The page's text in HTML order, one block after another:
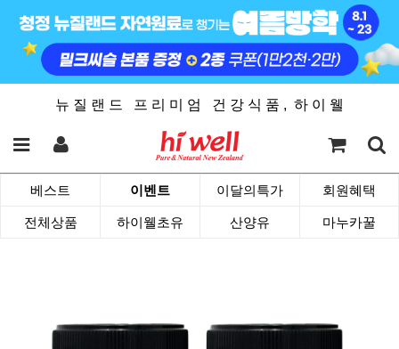
뉴 질 랜 드 프 리 미 엄 건 강 식 품 , 하 이 웰
베스트 이벤트 이달의특가 회원혜택
전체상품 하이웰초유 산양유 마누카꿀